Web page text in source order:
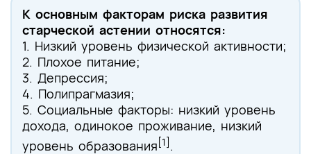
К основным факторам риска развития
старческой астении относятся:
1. Низкий уровень физической активности;
2. Плохое питание;
3. Депрессия;
4. Полипрагмазия;
5. Социальные факторы: низкий уровень
дохода, одинокое проживание, низкий
уровень образования[1].